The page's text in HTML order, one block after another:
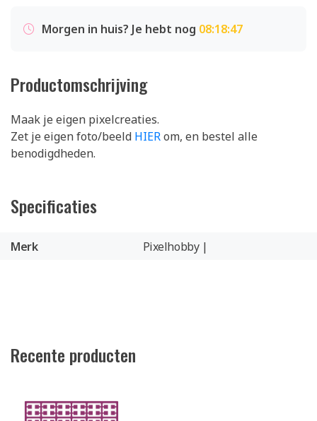
Morgen in huis? Je hebt nog 08:18:47
Productomschrijving
Maak je eigen pixelcreaties.
Zet je eigen foto/beeld HIERom, en bestel alle
benodigdheden.
Specificaties
Merk Pixelhobby |
Recente producten